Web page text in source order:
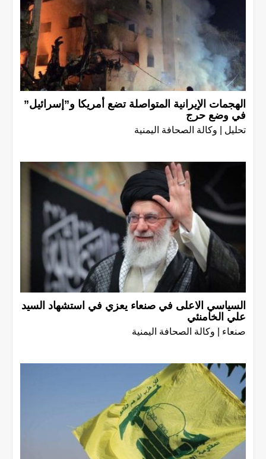
الهجمات الإيرانية المتواصلة تضع أمريكا و”إسرائيل”
في وضع حرج
تحليل | وكالة الصحافة اليمنية
السياسي الاعلى في صنعاء يعزي في استشهاد السيد
علي الخامنئي
صنعاء | وكالة الصحافة اليمنية